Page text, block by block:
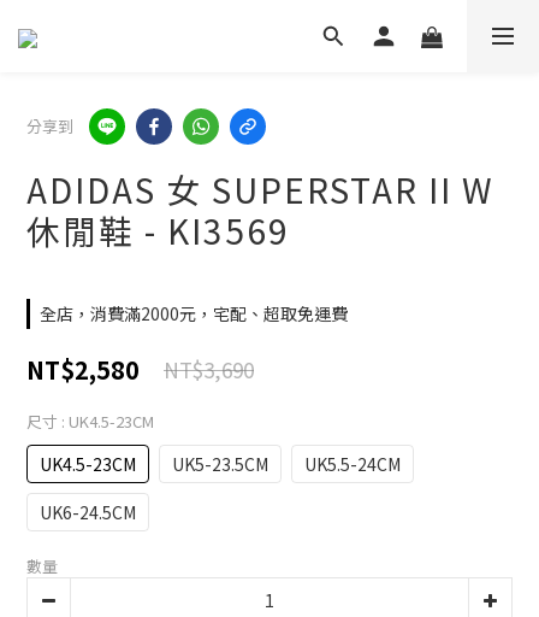
分享到
ADIDAS 女 SUPERSTAR II W
休閒鞋 - KI3569
全店，消費滿2000元，宅配、超取免運費
NT$2,580 NT$3,690
尺寸 : UK4.5-23CM
UK4.5-23CM UK5-23.5CM
UK5.5-24CM
UK6-24.5CM
數量